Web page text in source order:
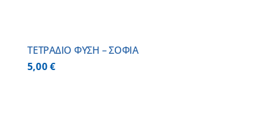
ΤΕΤΡΑΔΙΟ ΦΥΣΗ – ΣΟΦΙΑ
5,00€